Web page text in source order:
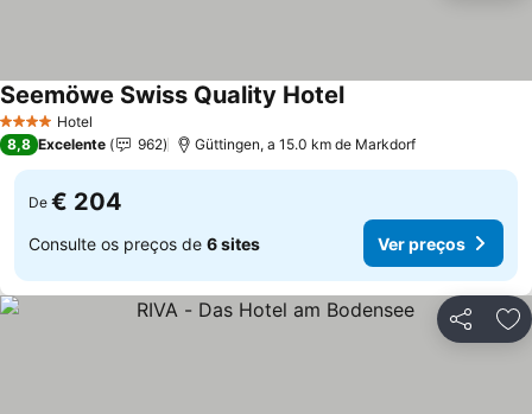
4 EstrelasHotel
Seemöwe Swiss Quality Hotel
8,8 Excelente 962 Güttingen, a 15.0 km de Markdorf
De € 204
Consulte os preços de 6 sites Ver preços
Partilhar